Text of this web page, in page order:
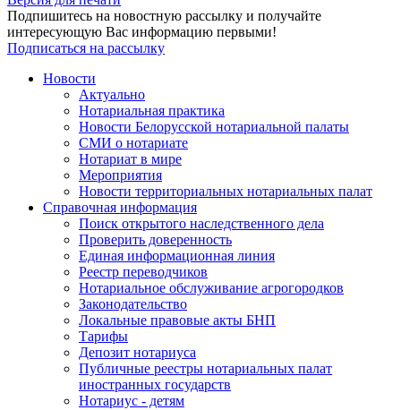
Подпишитесь на новостную рассылку и получайте
интересующую Вас информацию первыми!
Подписаться на рассылку
Новости
Актуально
Нотариальная практика
Новости Белорусской нотариальной палаты
СМИ о нотариате
Нотариат в мире
Мероприятия
Новости территориальных нотариальных палат
Справочная информация
Поиск открытого наследственного дела
Проверить доверенность
Единая информационная линия
Реестр переводчиков
Нотариальное обслуживание агрогородков
Законодательство
Локальные правовые акты БНП
Тарифы
Депозит нотариуса
Публичные реестры нотариальных палат
иностранных государств
Нотариус - детям